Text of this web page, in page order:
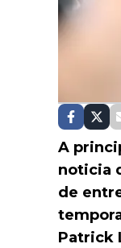
A
noticia
de
Patrick